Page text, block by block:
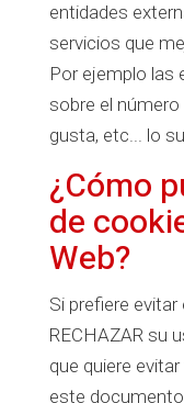
entidades
servicios que
Por ejemplo las
sobre el
gusta, etc... lo
¿Cómo
de
Web?
Si prefiere
RECHAZAR su
que quiere
este